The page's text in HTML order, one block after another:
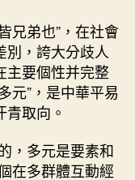
弟也”，在社會
別，誇大分歧人
主要個性并完整
元”，是中華平易
取向。
，多元是要素和
在多群體互動經